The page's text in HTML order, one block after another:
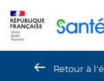
Retour à